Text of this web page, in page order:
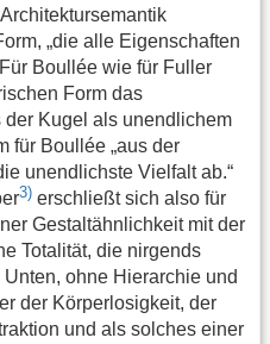
„die alle Eigenschaften
Boullée wie für Fuller
Form das
der Kugel als unendlichem
für Boullée „aus der
unendlichste Vielfalt ab.“
3) erschließt sich also für
Gestaltähnlichkeit mit der
Totalität, die nirgends
ohne Hierarchie und
der Körperlosigkeit, der
und als solches einer